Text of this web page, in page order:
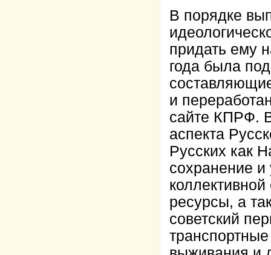
В порядке
придать ему
года была
и
сайте КПРФ.
аспекта
Русских как
сохранение и
ресурсы, а
советский